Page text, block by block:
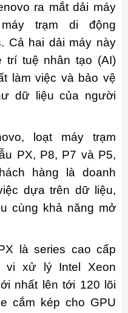
ra mắt dải máy
trạm di động
Cả hai dải máy này
trí tuệ nhân tạo (AI)
làm việc và bảo vệ
dữ liệu của người
loạt máy trạm
PX, P8, P7 và P5,
hàng là doanh
dựa trên dữ liệu,
cùng khả năng mở
là series cao cấp
vi xử lý Intel Xeon
nhất lên tới 120 lõi
cắm kép cho GPU